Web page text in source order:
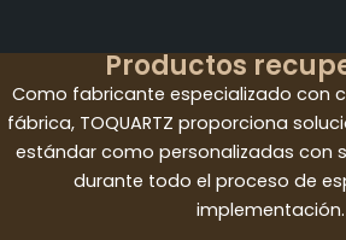
Productos
Como fabricante especializado con
fábrica, TOQUARTZ proporciona
estándar como personalizadas con
durante todo el proceso de
implementación.